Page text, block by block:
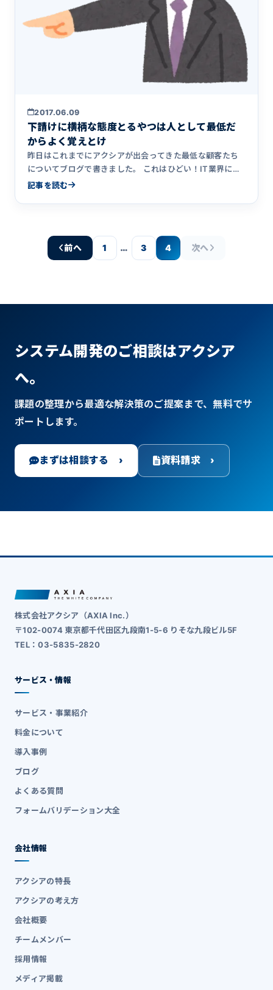
2017.06.09
下請けに横柄な態度とるやつは人として最低だ
からよく覚えとけ
昨日はこれまでにアクシアが出会ってきた最低な顧客たち
についてブログで書きました。 これはひどい！IT業界に巣
食うブラック&hellip;
記事を読む
前へ 1 … 3 4 次へ
システム開発のご相談はアクシア
へ。
課題の整理から最適な解決策のご提案まで、無料でサ
ポートします。
まずは相談する › 資料請求 ›
株式会社アクシア（AXIA Inc.）
〒102-0074 東京都千代田区九段南1-5-6 りそな九段ビル5F
TEL：03-5835-2820
サービス・情報
サービス・事業紹介
料金について
導入事例
ブログ
よくある質問
フォームバリデーション大全
会社情報
アクシアの特長
アクシアの考え方
会社概要
チームメンバー
採用情報
メディア掲載